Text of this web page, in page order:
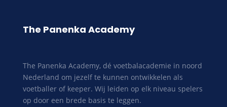
The Panenka Academy
The Panenka Academy, dé voetbalacademie in noord
Nederland om jezelf te kunnen ontwikkelen als
voetballer of keeper. Wij leiden op elk niveau spelers
op door een brede basis te leggen.